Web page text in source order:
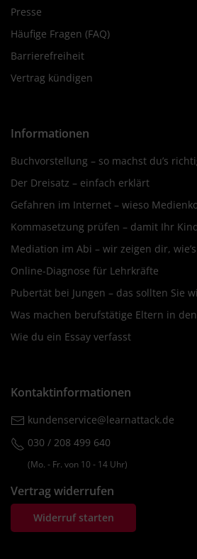
Presse
Häufige Fragen (FAQ)
Barrierefreiheit
Vertrag kündigen
Informationen
Buchvorstellung – so machst du’s
Der Dreisatz – einfach erklärt
Gefahren im Internet – wieso
Kommasetzung prüfen – damit Ihr
Mediation im Abi – wir zeigen dir,
Online-Diagnose für Lehrkräfte
Pubertät bei Jungen – das sollten Sie
Was machen berufstätige Eltern in
Wie du ein Essay verfasst
Kontaktinformationen
kundenservice@learnattack.de
030 / 208 499 640
(Mo. ‐ Fr. von 10 ‐ 14 Uhr)
Vertrag widerrufen
Widerruf starten